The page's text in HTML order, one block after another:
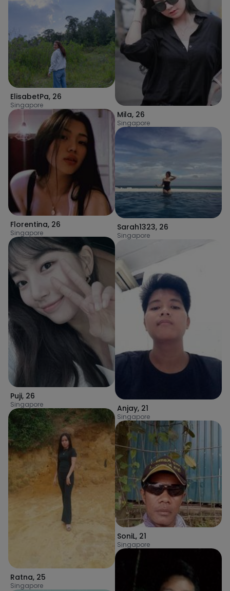
ElisabetPa, 26
Singapore
Florentina, 26
Singapore
Puji, 26
Singapore
Ratna, 25
Singapore
Mila, 26
Singapore
Sarah1323, 26
Singapore
Anjay, 21
Singapore
SoniL, 21
Singapore